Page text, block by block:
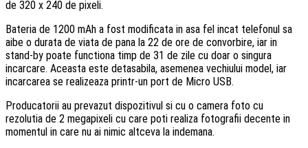
de 320 x 240 de pixeli.
Bateria de 1200 mAh a fost modificata in asa fel incat telefonul sa
aibe o durata de viata de pana la 22 de ore de convorbire, iar in
stand-by poate functiona timp de 31 de zile cu doar o singura
incarcare. Aceasta este detasabila, asemenea vechiului model, iar
incarcarea se realizeaza printr-un port de Micro USB.
Producatorii au prevazut dispozitivul si cu o camera foto cu
rezolutia de 2 megapixeli cu care poti realiza fotografii decente in
momentul in care nu ai nimic altceva la indemana.